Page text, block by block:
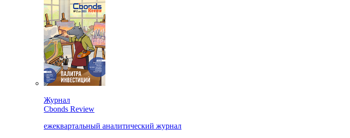
Журнал
Cbonds Review
ежеквартальный аналитический журнал